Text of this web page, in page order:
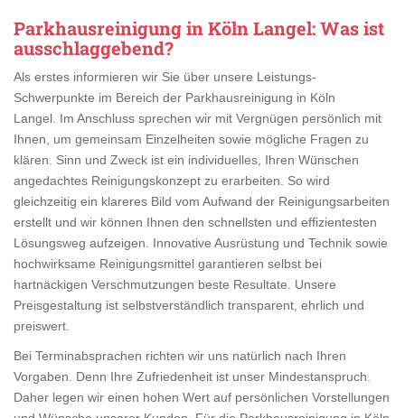
Parkhausreinigung in Köln Langel: Was ist
ausschlaggebend?
Als erstes informieren wir Sie über unsere Leistungs-
Schwerpunkte im Bereich der Parkhausreinigung in Köln
Langel. Im Anschluss sprechen wir mit Vergnügen persönlich mit
Ihnen, um gemeinsam Einzelheiten sowie mögliche Fragen zu
klären. Sinn und Zweck ist ein individuelles, Ihren Wünschen
angedachtes Reinigungskonzept zu erarbeiten. So wird
gleichzeitig ein klareres Bild vom Aufwand der Reinigungsarbeiten
erstellt und wir können Ihnen den schnellsten und effizientesten
Lösungsweg aufzeigen. Innovative Ausrüstung und Technik sowie
hochwirksame Reinigungsmittel garantieren selbst bei
hartnäckigen Verschmutzungen beste Resultate. Unsere
Preisgestaltung ist selbstverständlich transparent, ehrlich und
preiswert.
Bei Terminabsprachen richten wir uns natürlich nach Ihren
Vorgaben. Denn Ihre Zufriedenheit ist unser Mindestanspruch.
Daher legen wir einen hohen Wert auf persönlichen Vorstellungen